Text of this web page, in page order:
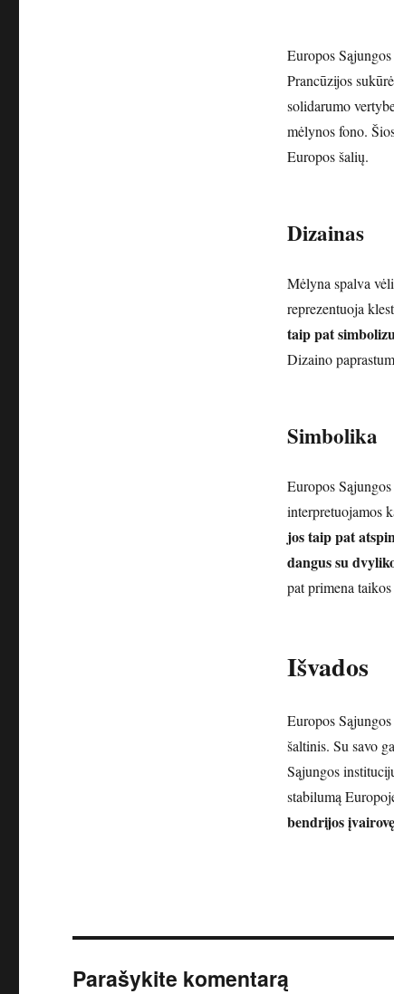
Europos
Prancūzijos
solidarumo
mėlynos fono.
Europos šalių.
Dizainas
Mėlyna spalva
reprezentuoja
taip pat
Dizaino
Simbolika
Europos
interpretuojamos
jos taip pat
dangus su
pat primena
Išvados
Europos
šaltinis. Su savo
Sąjungos
stabilumą
bendrijos
Parašykite komentarą